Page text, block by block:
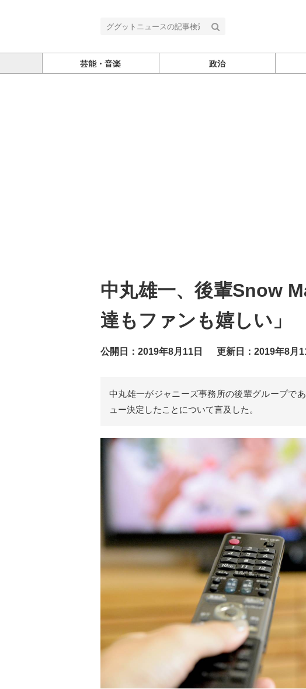
芸能・音楽 政治
中丸雄一、後輩Snow
達もファンも嬉しい」
公開日：2019年8月11日 更新日：2019年8月
中丸雄一がジャニーズ事務所の後輩グループで
ュー決定したことについて言及した。